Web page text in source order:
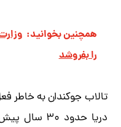
همچنین بخوانید:
را بفروشد
تالاب جوکندان به خاطر
دریا حدود